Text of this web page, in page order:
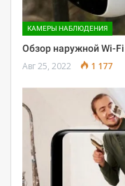
КАМЕРЫ НАБЛЮДЕНИЯ
Обзор наружной Wi-
Авг 25, 2022 1 177